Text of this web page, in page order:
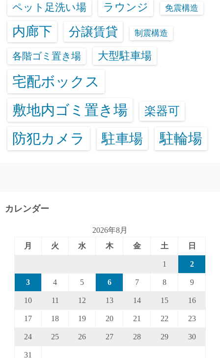
ペット足洗い場 ラウンジ 免震構造
内廊下 分譲賃貸 制震構造
各階ゴミ置き場 大型駐車場
宅配ボックス
敷地内ゴミ置き場
楽器可
防犯カメラ 駐車場 駐輪場
カレンダー
2026年8月
月
火 水 木 金 土 日
1 2
3 4 5 6 7 8 9
10 11 12 13 14 15 16
17 18 19 20 21 22 23
24 25 26 27 28 29 30
31